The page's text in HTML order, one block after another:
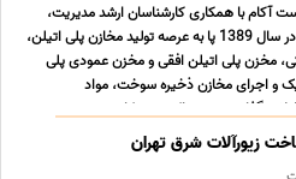
آکام با همکاری کارشناسان ارشد مدیریت،
عمران و آب و پلیمر در سال 1389 پا به عرصه تولید مخازن پلی اتیلن،
مخزن پلی اتیلن افقی و مخزن عمودی پلی
و اجرای مخازن ذخیره سوخت، مواد
گذاشت و هم اکنون در کار ... ...
زیورآلات شرق تهران